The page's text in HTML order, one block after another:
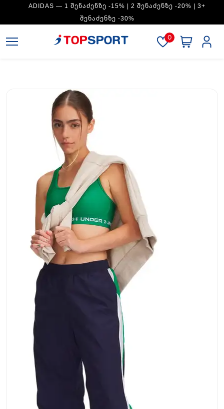
ADIDAS — 1 ᲨᲔᲜᲐᲫᲔᲜᲖᲔ -15% | 2 ᲨᲔᲜᲐᲫᲔᲜᲖᲔ -20% | 3+
ᲨᲔᲜᲐᲫᲔᲜᲖᲔ -30%
0